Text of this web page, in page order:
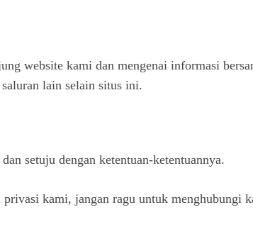
website kami dan mengenai informasi
lain selain situs ini.
setuju dengan ketentuan-ketentuannya.
kami, jangan ragu untuk menghubungi